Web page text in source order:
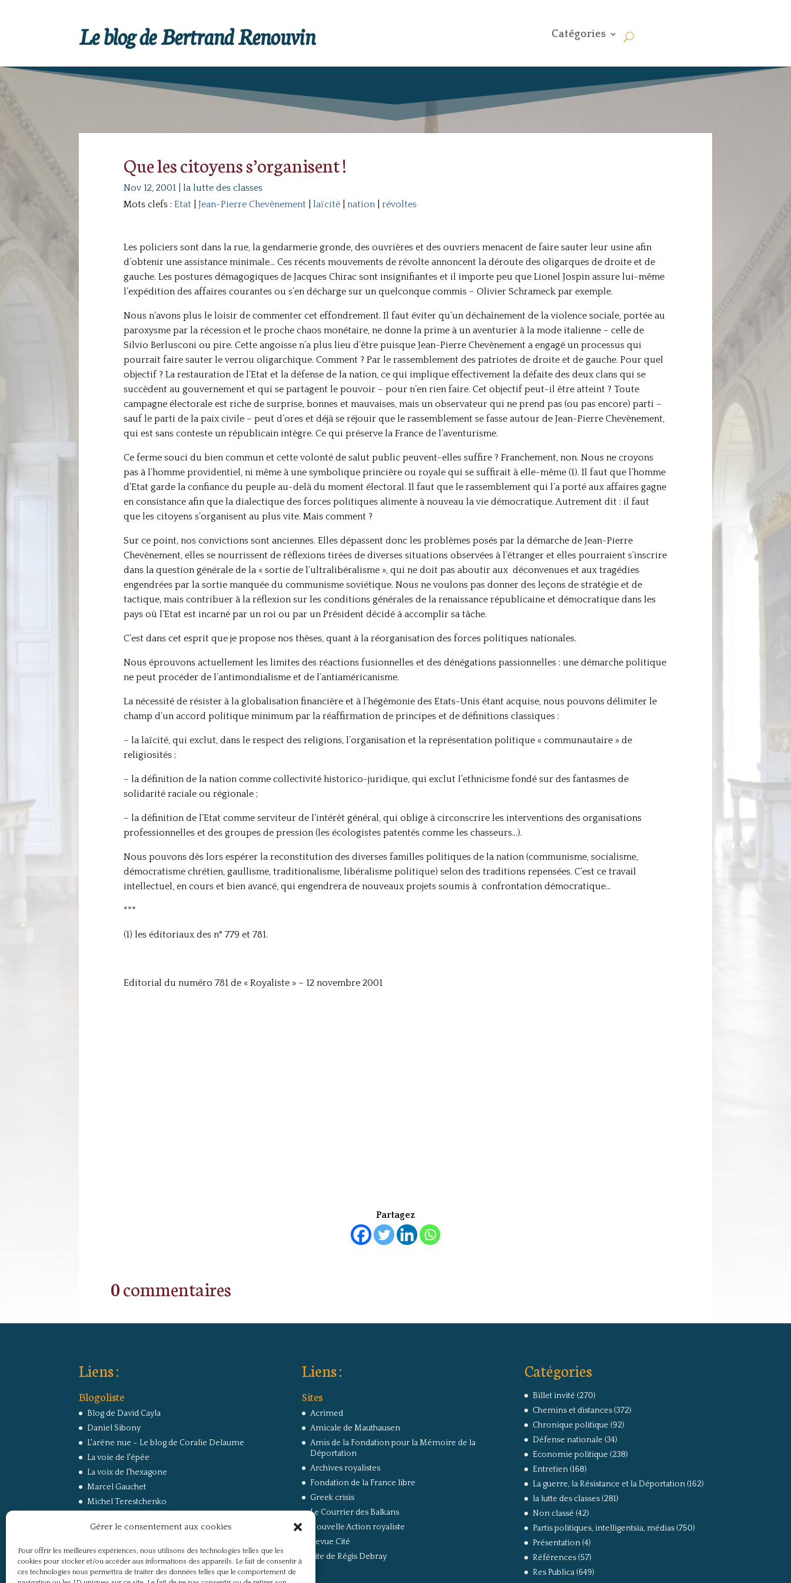
Gérer le consentement aux cookies
Pour offrir les meilleures expériences, nous utilisons des technologies telles que les
cookies pour stocker et/ou accéder aux informations des appareils. Le fait de consentir à
ces technologies nous permettra de traiter des données telles que le comportement de
Le blog de Bertrand Renouvin Catégories
Que les citoyens s’organisent !
Nov 12, 2001| la lutte des classes
Mots clefs : Etat| Jean-Pierre Chevènement| laïcité| nation| révoltes
Les policiers sont dans la rue, la gendarmerie gronde, des ouvrières et des ouvriers menacent de faire sauter leur usine afin
d’obtenir une assistance minimale… Ces récents mouvements de révolte annoncent la déroute des oligarques de droite et de
gauche. Les postures démagogiques de Jacques Chirac sont insignifiantes et il importe peu que Lionel Jospin assure lui-même
l’expédition des affaires courantes ou s’en décharge sur un quelconque commis – Olivier Schrameck par exemple.
Nous n’avons plus le loisir de commenter cet effondrement. Il faut éviter qu’un déchaînement de la violence sociale, portée au
paroxysme par la récession et le proche chaos monétaire, ne donne la prime à un aventurier à la mode italienne – celle de
Silvio Berlusconi ou pire. Cette angoisse n’a plus lieu d’être puisque Jean-Pierre Chevènement a engagé un processus qui
pourrait faire sauter le verrou oligarchique. Comment ? Par le rassemblement des patriotes de droite et de gauche. Pour quel
objectif ? La restauration de l’Etat et la défense de la nation, ce qui implique effectivement la défaite des deux clans qui se
succèdent au gouvernement et qui se partagent le pouvoir – pour n’en rien faire. Cet objectif peut-il être atteint ? Toute
campagne électorale est riche de surprise, bonnes et mauvaises, mais un observateur qui ne prend pas (ou pas encore) parti –
sauf le parti de la paix civile – peut d’ores et déjà se réjouir que le rassemblement se fasse autour de Jean-Pierre Chevènement,
qui est sans conteste un républicain intègre. Ce qui préserve la France de l’aventurisme.
Ce ferme souci du bien commun et cette volonté de salut public peuvent-elles suffire ? Franchement, non. Nous ne croyons
pas à l’homme providentiel, ni même à une symbolique princière ou royale qui se suffirait à elle-même (1). Il faut que l’homme
d’Etat garde la confiance du peuple au-delà du moment électoral. Il faut que le rassemblement qui l’a porté aux affaires gagne
en consistance afin que la dialectique des forces politiques alimente à nouveau la vie démocratique. Autrement dit : il faut
que les citoyens s’organisent au plus vite. Mais comment ?
Sur ce point, nos convictions sont anciennes. Elles dépassent donc les problèmes posés par la démarche de Jean-Pierre
Chevènement, elles se nourrissent de réflexions tirées de diverses situations observées à l’étranger et elles pourraient s’inscrire
dans la question générale de la « sortie de l’ultralibéralisme », qui ne doit pas aboutir aux déconvenues et aux tragédies
engendrées par la sortie manquée du communisme soviétique. Nous ne voulons pas donner des leçons de stratégie et de
tactique, mais contribuer à la réflexion sur les conditions générales de la renaissance républicaine et démocratique dans les
pays où l’Etat est incarné par un roi ou par un Président décidé à accomplir sa tâche.
C’est dans cet esprit que je propose nos thèses, quant à la réorganisation des forces politiques nationales.
Nous éprouvons actuellement les limites des réactions fusionnelles et des dénégations passionnelles : une démarche politique
ne peut procéder de l’antimondialisme et de l’antiaméricanisme.
La nécessité de résister à la globalisation financière et à l’hégémonie des Etats-Unis étant acquise, nous pouvons délimiter le
champ d’un accord politique minimum par la réaffirmation de principes et de définitions classiques :
– la laïcité, qui exclut, dans le respect des religions, l’organisation et la représentation politique « communautaire » de
religiosités ;
– la définition de la nation comme collectivité historico-juridique, qui exclut l’ethnicisme fondé sur des fantasmes de
solidarité raciale ou régionale ;
– la définition de l’Etat comme serviteur de l’intérêt général, qui oblige à circonscrire les interventions des organisations
professionnelles et des groupes de pression (les écologistes patentés comme les chasseurs…).
Nous pouvons dès lors espérer la reconstitution des diverses familles politiques de la nation (communisme, socialisme,
démocratisme chrétien, gaullisme, traditionalisme, libéralisme politique) selon des traditions repensées. C’est ce travail
intellectuel, en cours et bien avancé, qui engendrera de nouveaux projets soumis à confrontation démocratique…
***
(1) les éditoriaux des n° 779 et 781.
Editorial du numéro 781 de « Royaliste » – 12 novembre 2001
Partagez
0 commentaires
Liens :
Blogoliste
Blog de David Cayla
Daniel Sibony
L'arêne nue – Le blog de Coralie Delaume
La voie de l'épée
La voix de l'hexagone
Marcel Gauchet
Michel Terestchenko
RussEurope – Le Carnet de Jacques Sapir sur la
Secret Défense
Un regard sur la Russie
Liens :
Sites
Acrimed
Amicale de Mauthausen
Amis de la Fondation pour la Mémoire de la
Déportation
Archives royalistes
Fondation de la France libre
Greek crisis
Le Courrier des Balkans
Nouvelle Action royaliste
Revue Cité
Site de Régis Debray
Catégories
Billet invité (270)
Chemins et distances(372)
Chronique politique (92)
Défense nationale (34)
Economie politique (238)
Entretien(168)
La guerre, la Résistance et la Déportation(162)
la lutte des classes(281)
Non classé (42)
Partis politiques, intelligentsia, médias(750)
Présentation(4)
Références(57)
Res Publica(649)